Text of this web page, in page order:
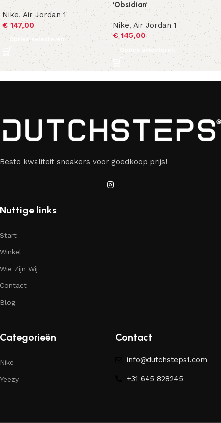
Nike, Air Jordan 1
€147,00
Opties selecteren
‘Obsidian’
Nike, Air Jordan 1
€145,00
Opties selecteren
Beste kwaliteit sneakers voor goedkoop prijs!
Nuttige links
Start
Winkel
Wie Zijn Wij
Contact
Blog
Categorieën
Nike
Yeezy
Contact
info@dutchsteps1.com
+31 645 828245